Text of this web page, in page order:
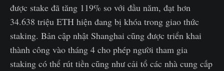
được stake đã tăng 119% so với đầu năm, đạt hơn
34.638 triệu ETH hiện đang bị khóa trong giao thức
staking. Bản cập nhật Shanghai cũng được triển khai
thành công vào tháng 4 cho phép người tham gia
staking có thể rút tiền cũng như cải tổ các nhà cung cấp